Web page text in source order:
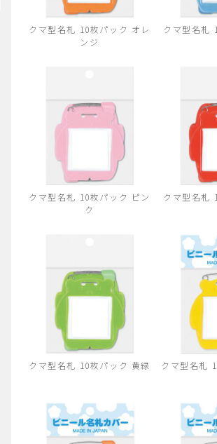
クマ型名札 10枚パック オレ
ンジ
クマ型名札
クマ型名札 10枚パック ピン
ク
クマ型名札
クマ型名札 10枚パック 黄緑
クマ型名札